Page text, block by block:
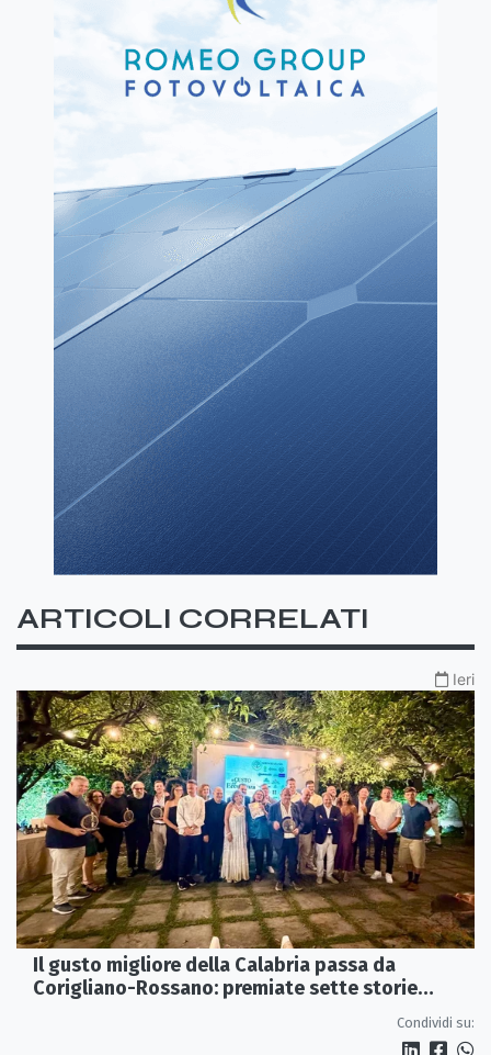
ARTICOLI CORRELATI
Ieri
Il gusto migliore della Calabria passa da
Corigliano-Rossano: premiate sette storie
Condividi su: